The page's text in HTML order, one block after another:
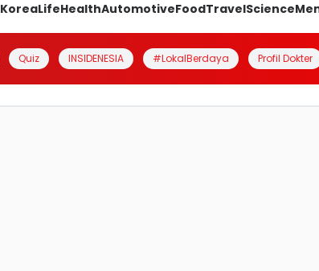
KoreaLifeHealthAutomotiveFoodTravelScience
Quiz INSIDENESIA #LokalBerdaya Profil Dokter